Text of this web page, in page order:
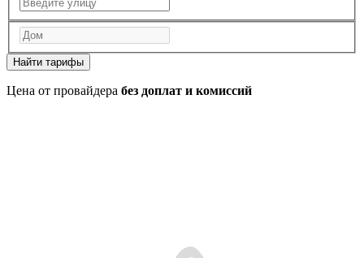
Найти тарифы
Цена от провайдера без доплат и комиссий